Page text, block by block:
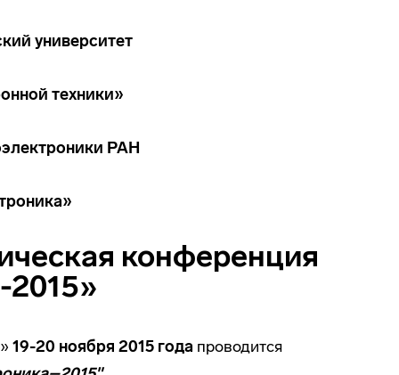
университет
техники»
РАН
конференция
2015»
19-20 ноября 2015 года проводится